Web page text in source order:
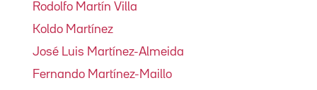
Rodolfo Martín Villa
Koldo Martínez
José Luis Martínez-Almeida
Fernando Martínez-Maillo